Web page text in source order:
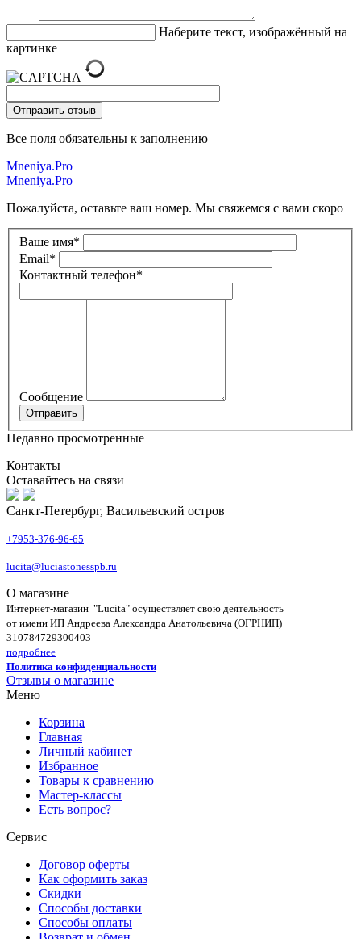
Наберите текст, изображённый на
картинке
Все поля обязательны к заполнению
Mneniya.Pro
Mneniya.Pro
Пожалуйста, оставьте ваш номер. Мы свяжемся с вами скоро
Ваше имя*
Email*
Контактный телефон*
Сообщение
Недавно просмотренные
Контакты
Оставайтесь на связи
Санкт-Петербург, Васильевский остров
+7953-376-96-65
lucita@luciastonesspb.ru
О магазине
Интернет-магазин "Lucita" осуществляет свою деятельность
от имени ИП Андреева Александра Анатольевича (ОГРНИП)
310784729300403
подробнее
Политика конфиденциальности
Отзывы о магазине
Меню
Корзина
Главная
Личный кабинет
Избранное
Товары к сравнению
Мастер-классы
Есть вопрос?
Сервис
Договор оферты
Как оформить заказ
Скидки
Способы доставки
Способы оплаты